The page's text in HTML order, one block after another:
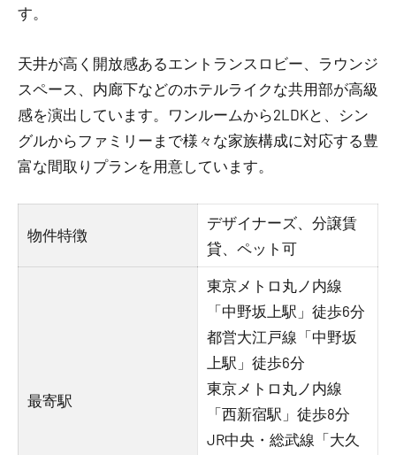
す。
天井が高く開放感あるエントランスロビー、ラウンジ
スペース、内廊下などのホテルライクな共用部が高級
感を演出しています。ワンルームから2LDKと、シン
グルからファミリーまで様々な家族構成に対応する豊
富な間取りプランを用意しています。
物件特徴
デザイナーズ、分譲賃
貸、ペット可
最寄駅
東京メトロ丸ノ内線
「中野坂上駅」徒歩6分
都営大江戸線「中野坂
上駅」徒歩6分
東京メトロ丸ノ内線
「西新宿駅」徒歩8分
JR中央・総武線「大久